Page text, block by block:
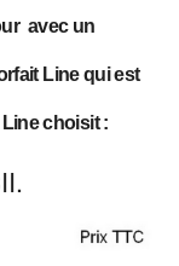
avec un
Line qui est
choisit :